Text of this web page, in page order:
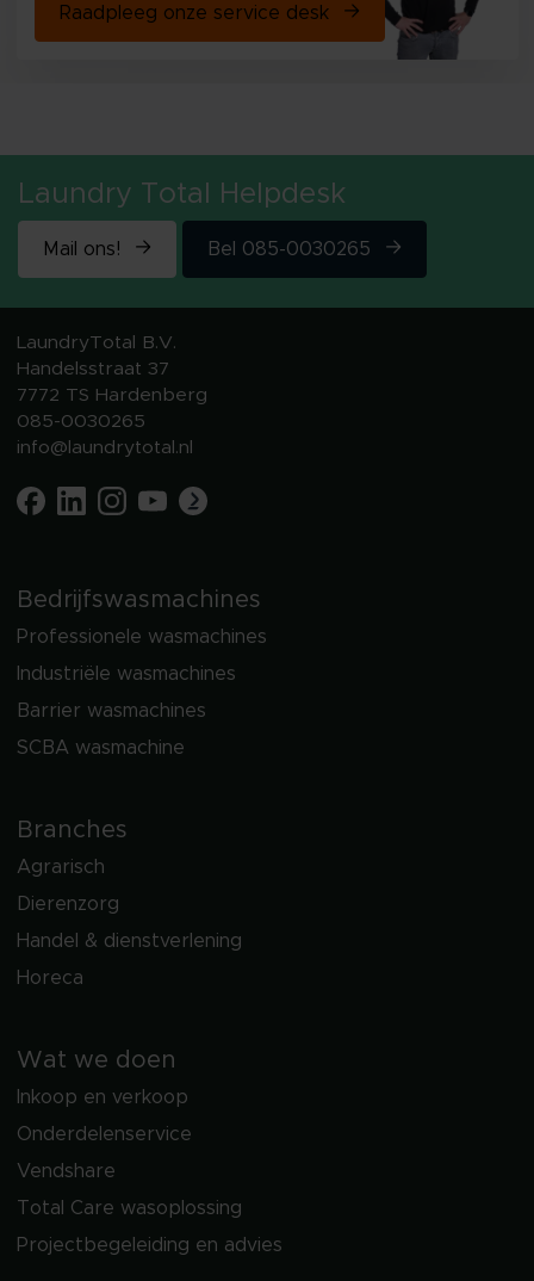
Raadpleeg onze service desk
Laundry Total Helpdesk
Mail ons! Bel 085-0030265
LaundryTotal B.V.
Handelsstraat 37
7772 TS Hardenberg
085-0030265
info@laundrytotal.nl
Bedrijfswasmachines
Professionele wasmachines
Industriële wasmachines
Barrier wasmachines
SCBA wasmachine
Branches
Agrarisch
Dierenzorg
Handel & dienstverlening
Horeca
Wat we doen
Inkoop en verkoop
Onderdelenservice
Vendshare
Total Care wasoplossing
Projectbegeleiding en advies